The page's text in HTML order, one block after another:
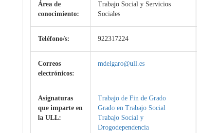
Área de
conocimiento:
Trabajo Social y Servicios
Sociales
Teléfono/s: 922317224
Correos
electrónicos:
mdelgaro@ull.es
Asignaturas
que imparte en
la ULL:
Trabajo de Fin de Grado
Grado en Trabajo Social
Trabajo Social y
Drogodependencia